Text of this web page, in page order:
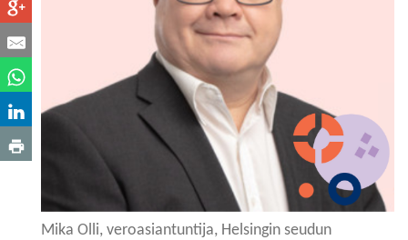
Mika Olli, veroasiantuntija, Helsingin seudun